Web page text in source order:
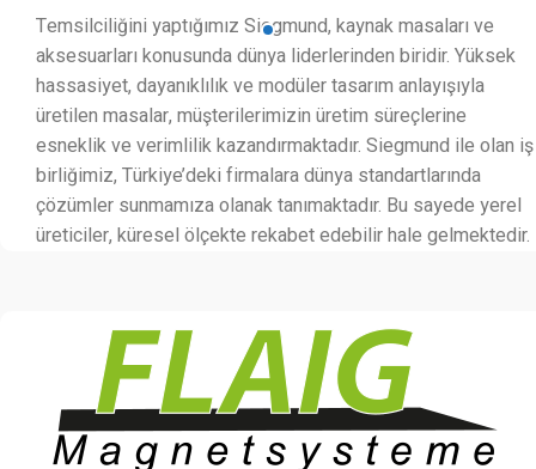
Temsilciliğini yaptığımız Siegmund, kaynak masaları ve
aksesuarları konusunda dünya liderlerinden biridir. Yüksek
hassasiyet, dayanıklılık ve modüler tasarım anlayışıyla
üretilen masalar, müşterilerimizin üretim süreçlerine
esneklik ve verimlilik kazandırmaktadır. Siegmund ile olan iş
birliğimiz, Türkiye’deki firmalara dünya standartlarında
çözümler sunmamıza olanak tanımaktadır. Bu sayede yerel
üreticiler, küresel ölçekte rekabet edebilir hale gelmektedir.